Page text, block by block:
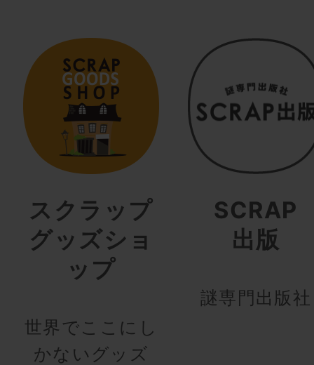
スクラップ
グッズショ
ップ
世界でここにし
かないグッズ
SCRAP
出版
謎専門出版社